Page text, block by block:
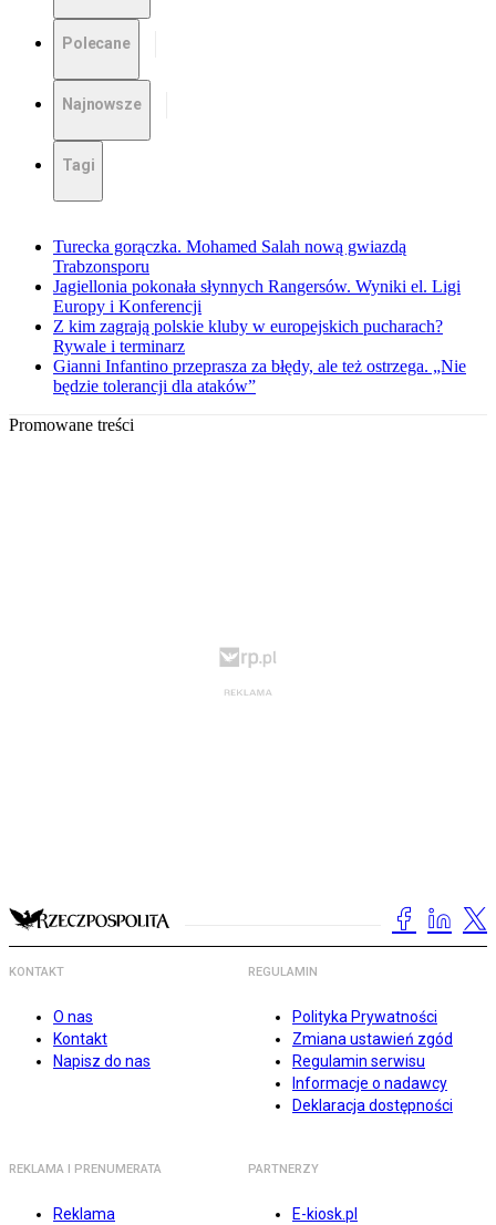
Polecane
Najnowsze
Tagi
Turecka gorączka. Mohamed Salah nową gwiazdą
Trabzonsporu
Jagiellonia pokonała słynnych Rangersów. Wyniki el. Ligi
Europy i Konferencji
Z kim zagrają polskie kluby w europejskich pucharach?
Rywale i terminarz
Gianni Infantino przeprasza za błędy, ale też ostrzega. „Nie
będzie tolerancji dla ataków”
Promowane treści
KONTAKT
O nas
Kontakt
Napisz do nas
REGULAMIN
Polityka Prywatności
Zmiana ustawień zgód
Regulamin serwisu
Informacje o nadawcy
Deklaracja dostępności
REKLAMA I PRENUMERATA
Reklama
PARTNERZY
E-kiosk.pl